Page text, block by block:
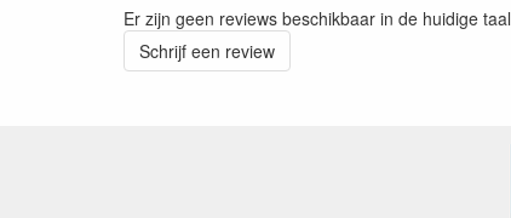
Er zijn geen reviews beschikbaar in de huidige taal
Schrijf een review